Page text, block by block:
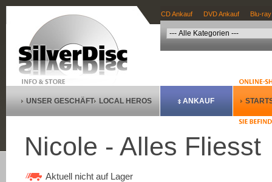
CD Ankauf DVD Ankauf Blu-
UNSER GESCHÄFT LOCAL HEROS ANKAUF
Nicole - Alles Fliesst
Aktuell nicht auf Lager